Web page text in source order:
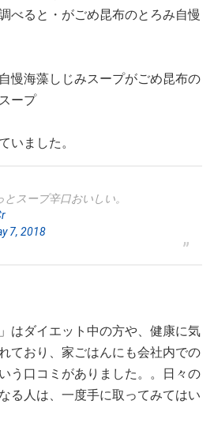
べると・がごめ昆布のとろみ自慢
慢海藻しじみスープがごめ昆布の
ープ
いました。
スープ辛口おいしい。
7, 2018
はダイエット中の方や、健康に気
ており、家ごはんにも会社内での
う口コミがありました。。日々の
る人は、一度手に取ってみてはい